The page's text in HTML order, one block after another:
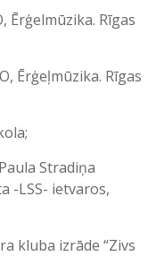
Ērģelmūzika. Rīgas
Ērģeļmūzika. Rīgas
Stradiņa
-LSS- ietvaros,
kluba izrāde “Zivs